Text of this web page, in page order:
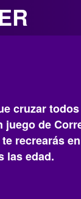
cruzar
de
recrearás‎
las edad.